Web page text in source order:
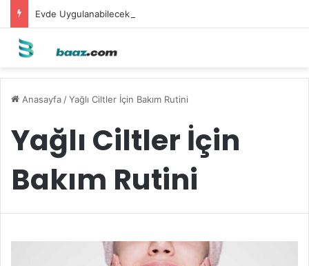
Evde Uygulanabilecek Leke Karşıtı Maskeler
Anasayfa /Yağlı Ciltler İçin Bakım Rutini
Yağlı Ciltler İçin
Bakım Rutini